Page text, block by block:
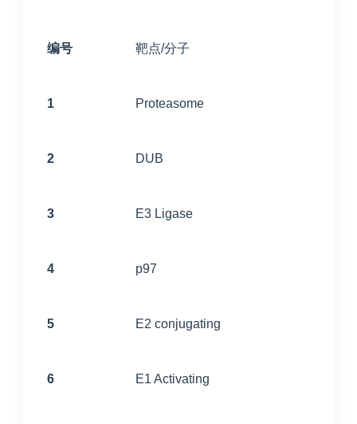
编号 靶点/分子
1 Proteasome
2 DUB
3 E3 Ligase
4 p97
5 E2 conjugating
6 E1 Activating